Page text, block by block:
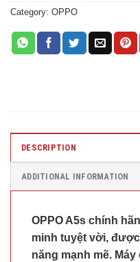
Category: OPPO
DESCRIPTION
ADDITIONAL INFORMATION
OPPO A5s chính
minh tuyệt vời,
năng mạnh mẽ.